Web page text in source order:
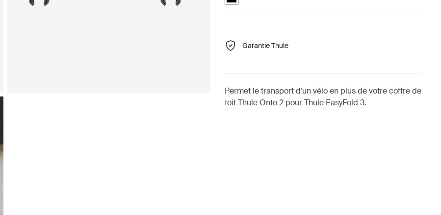
Garantie Thule
Permet le transport d'un vélo en plus de votre coffre de
toit Thule Onto 2 pour Thule EasyFold 3.